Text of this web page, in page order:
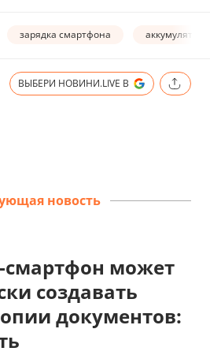
зарядка смартфона аккумулятор
ВЫБЕРИ НОВИНИ.LIVE В
новость
может
создавать
документов: